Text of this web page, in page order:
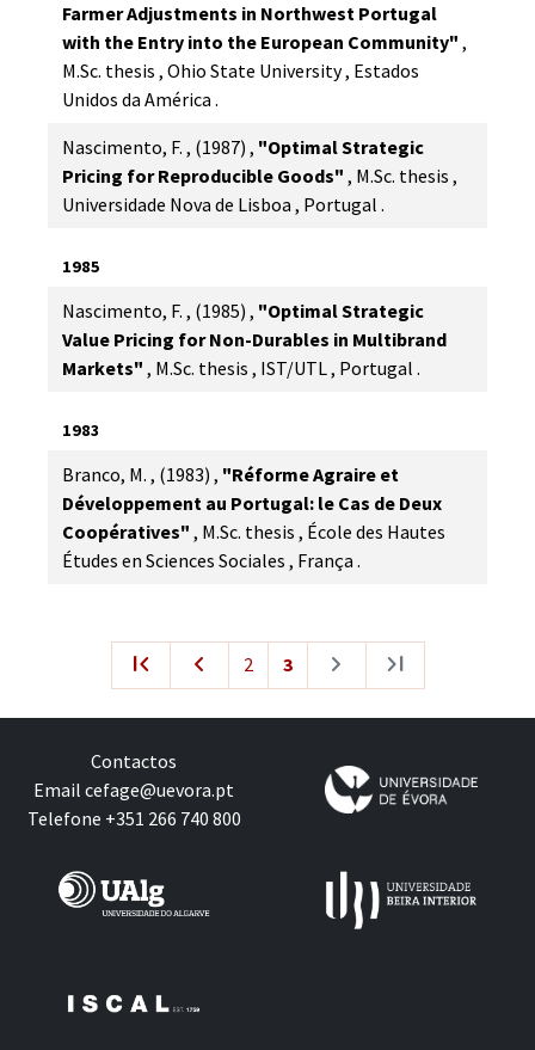
Farmer Adjustments in Northwest Portugal
with the Entry into the European Community" ,
M.Sc. thesis , Ohio State University, Estados
Unidos da América .
Nascimento, F. , (1987) , "Optimal Strategic
Pricing for Reproducible Goods" , M.Sc. thesis ,
Universidade Nova de Lisboa , Portugal .
1985
Nascimento, F. , (1985) , "Optimal Strategic
Value Pricing for Non-Durables in Multibrand
Markets" , M.Sc. thesis , IST/UTL, Portugal .
1983
Branco, M. , (1983) , "Réforme Agraire et
Développement au Portugal: le Cas de Deux
Coopératives" , M.Sc. thesis , École des Hautes
Études en Sciences Sociales , França .
first_page navigate_before 2 3 navigate_next last_page
Contactos
Email cefage@uevora.pt
Telefone +351 266 740 800